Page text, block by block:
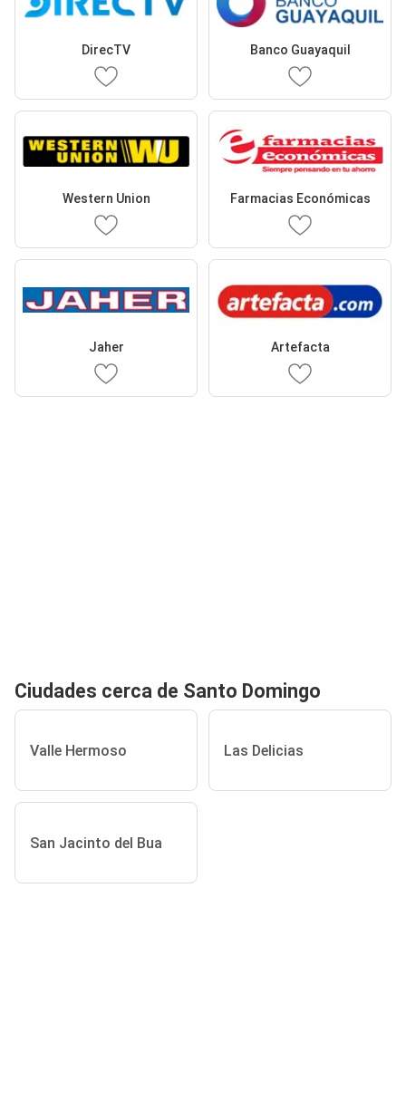
DirecTV Banco Guayaquil
Western Union Farmacias Económicas
Jaher Artefacta
Ciudades cerca de Santo Domingo
Valle Hermoso Las Delicias
San Jacinto del Bua